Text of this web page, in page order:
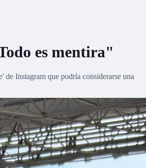
es mentira"
Instagram que podría considerarse una